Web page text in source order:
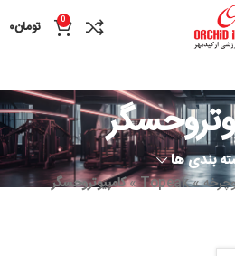
0 تومان۰
بندی ها
»
Topeak
»کامپیوتروحسگر